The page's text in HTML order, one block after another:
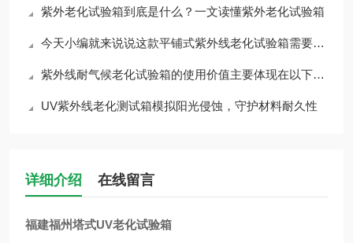
紫外老化试验箱到底是什么？一文读懂紫外老化试验箱
今天小编就来说说这款平铺式紫外线老化试验箱需要如何维护与保养
紫外线耐气候老化试验箱的使用价值主要体现在以下几个方面
UV紫外线老化测试箱模拟阳光侵蚀，守护材料耐久性
详细介绍 在线留言
福建福州塔式UV老化试验箱